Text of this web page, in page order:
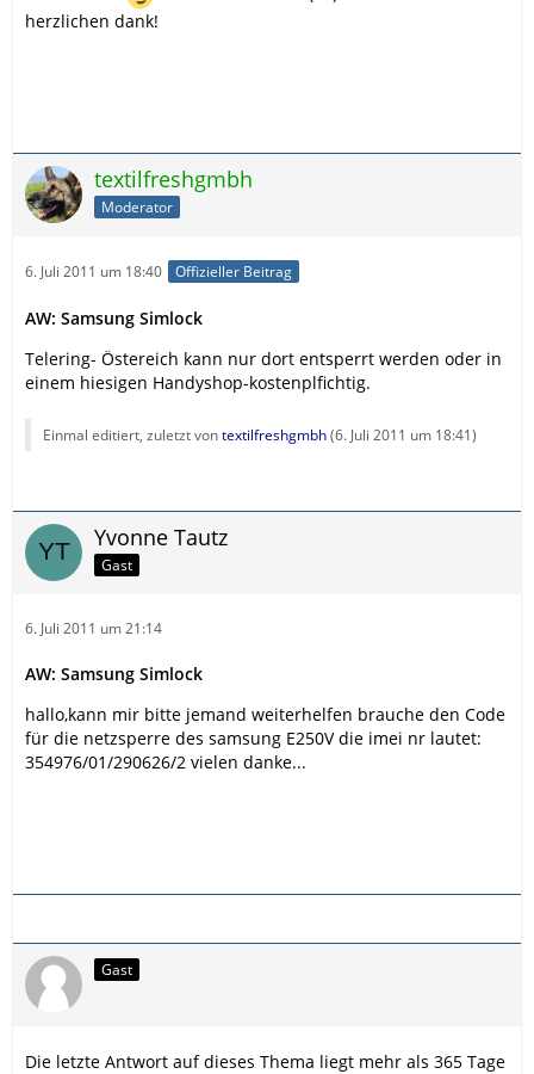
herzlichen dank!
textilfreshgmbh
Moderator
6. Juli 2011 um 18:40 Offizieller Beitrag
AW: Samsung Simlock
Telering- Östereich kann nur dort entsperrt werden oder in
einem hiesigen Handyshop-kostenplfichtig.
Einmal editiert, zuletzt vontextilfreshgmbh(6. Juli 2011 um 18:41)
Yvonne Tautz
Gast
6. Juli 2011 um 21:14
AW: Samsung Simlock
hallo,kann mir bitte jemand weiterhelfen brauche den Code
für die netzsperre des samsung E250V die imei nr lautet:
354976/01/290626/2 vielen danke...
Gast
Die letzte Antwort auf dieses Thema liegt mehr als 365 Tage